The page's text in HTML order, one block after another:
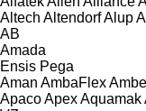
Altech AltendorfAlup
AB
Amada
Ensis Pega
Aman AmbaFlex
ApacoApexAquamak